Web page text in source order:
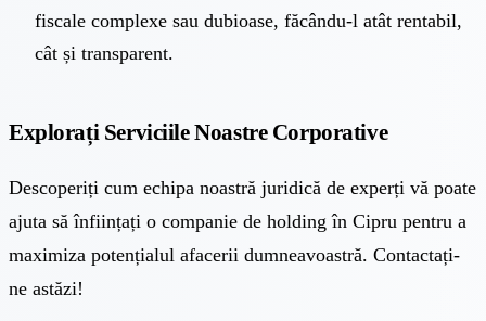
fiscale complexe sau dubioase, făcându-l atât rentabil,
cât și transparent.
Explorați Serviciile Noastre Corporative
Descoperiți cum echipa noastră juridică de experți vă poate
ajuta să înființați o companie de holding în Cipru pentru a
maximiza potențialul afacerii dumneavoastră. Contactați-
ne astăzi!